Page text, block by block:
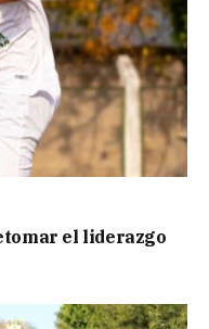
el liderazgo